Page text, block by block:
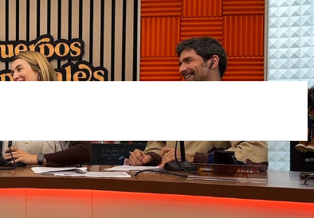
porCuerpos especiales, además de
para promocionar los
con la que está llevando los éxitos de su